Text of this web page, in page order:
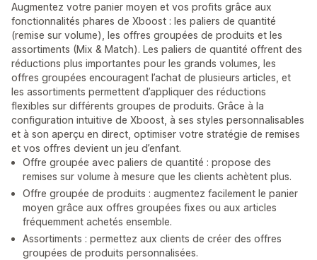
Augmentez votre panier moyen et vos profits grâce aux
fonctionnalités phares de Xboost : les paliers de quantité
(remise sur volume), les offres groupées de produits et les
assortiments (Mix & Match). Les paliers de quantité offrent des
réductions plus importantes pour les grands volumes, les
offres groupées encouragent l’achat de plusieurs articles, et
les assortiments permettent d’appliquer des réductions
flexibles sur différents groupes de produits. Grâce à la
configuration intuitive de Xboost, à ses styles personnalisables
et à son aperçu en direct, optimiser votre stratégie de remises
et vos offres devient un jeu d’enfant.
Offre groupée avec paliers de quantité : propose des
remises sur volume à mesure que les clients achètent plus.
Offre groupée de produits : augmentez facilement le panier
moyen grâce aux offres groupées fixes ou aux articles
fréquemment achetés ensemble.
Assortiments : permettez aux clients de créer des offres
groupées de produits personnalisées.